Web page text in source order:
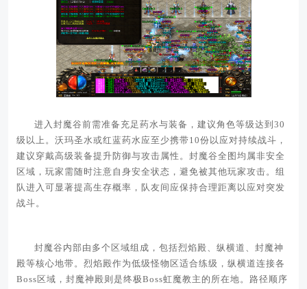
进入封魔谷前需准备充足药水与装备，建议角色等级达到30
级以上。沃玛圣水或红蓝药水应至少携带10份以应对持续战斗，
建议穿戴高级装备提升防御与攻击属性。封魔谷全图均属非安全
区域，玩家需随时注意自身安全状态，避免被其他玩家攻击。组
队进入可显著提高生存概率，队友间应保持合理距离以应对突发
战斗。
封魔谷内部由多个区域组成，包括烈焰殿、纵横道、封魔神
殿等核心地带。烈焰殿作为低级怪物区适合练级，纵横道连接各
Boss区域，封魔神殿则是终极Boss虹魔教主的所在地。路径顺序